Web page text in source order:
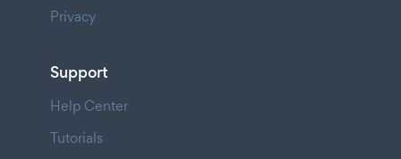
Privacy
Support
Help Center
Tutorials